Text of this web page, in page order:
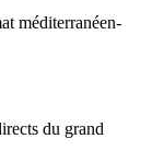
méditerranéen-
du grand